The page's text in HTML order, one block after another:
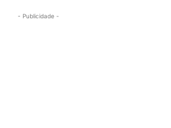
- Publicidade -